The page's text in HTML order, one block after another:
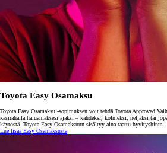
Toyota Easy Osamaksu
Toyota Easy Osamaksu -sopimuksen voit tehdä Toyota Approved
käsirahalla haluamaksesi ajaksi – kahdeksi, kolmeksi, neljäksi tai
käytöstä. Toyota Easy Osamaksuun sisältyy aina taattu hyvityshinta.
Lue lisää Easy Osamaksusta